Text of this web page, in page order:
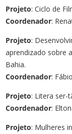
Projeto: Ciclo de
Coordenador:
Projeto:
aprendizado sobre
Bahia.
Coordenador:
Projeto: Litera ser-
Coordenador:
Projeto: Mulheres